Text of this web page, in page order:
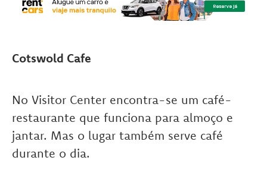
Cotswold Cafe
No Visitor Center encontra-se um café-
restaurante que funciona para almoço e
jantar. Mas o lugar também serve café
durante o dia.